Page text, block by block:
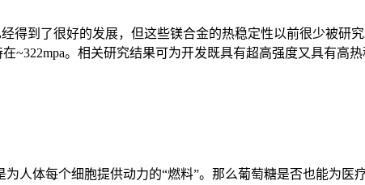
得到了很好的发展，但这些镁合金的热稳定性以前很少被研
~322mpa。相关研究结果可为开发既具有超高强度又具有高
人体每个细胞提供动力的“燃料”。那么葡萄糖是否也能为